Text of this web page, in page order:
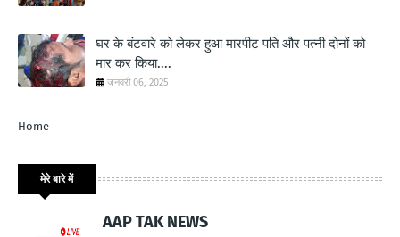
घर के बंटवारे को लेकर हुआ मारपीट पति और पत्नी दोनों को
मार कर किया....
जनवरी 06, 2025
Home
मेरे बारे में
AAP TAK NEWS